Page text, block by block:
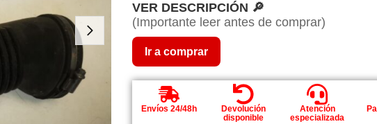
VER DESCRIPCIÓN 🔎
(Importante leer antes de comprar)
Ir a comprar
Envíos 24/48h
Devolución
disponible
Atención
especializada